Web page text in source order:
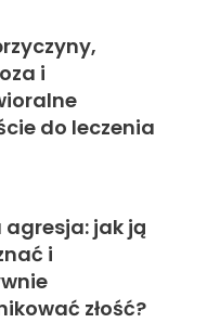
i
do leczenia
agresja: jak ją
i
złość?